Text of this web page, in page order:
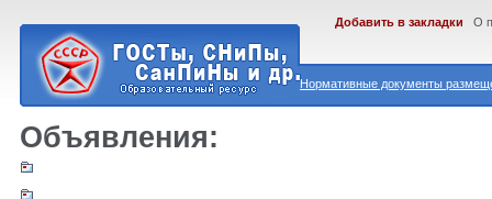
Нормативные документы
Добавить в закладки О
Объявления: